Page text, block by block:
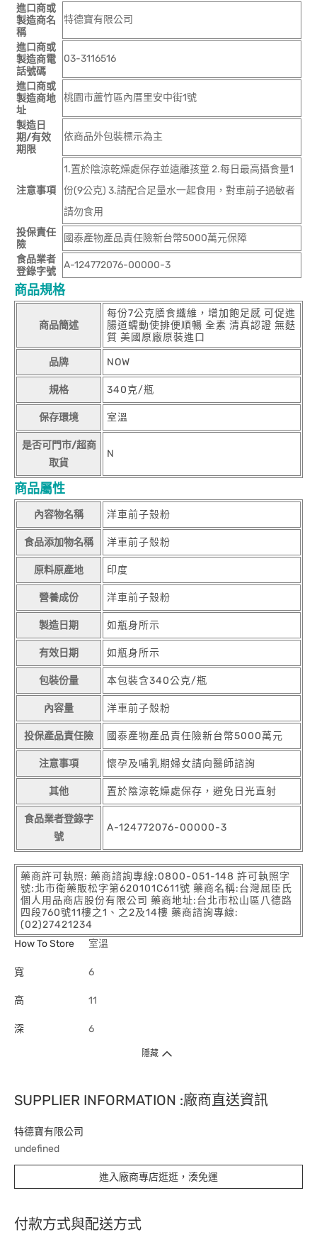
進口商或
製造商名
稱
特德寶有限公司
進口商或
製造商電
話號碼
03-3116516
進口商或
製造商地
址
桃園市蘆竹區內厝里安中街1號
製造日
期/有效
期限
依商品外包裝標示為主
注意事項
1.置於陰涼乾燥處保存並遠離孩童 2.每日最高攝食量1
份(9公克) 3.請配合足量水一起食用，對車前子過敏者
請勿食用
投保責任
險
國泰產物產品責任險新台幣5000萬元保障
食品業者
登錄字號
A-124772076-00000-3
商品規格
商品簡述
每份7公克膳食纖維，增加飽足感 可促進
腸道蠕動使排便順暢 全素 清真認證 無麩
質 美國原廠原裝進口
品牌 NOW
規格 340克/瓶
保存環境 室溫
是否可門市/超商
取貨
N
商品屬性
內容物名稱 洋車前子殼粉
食品添加物名稱 洋車前子殼粉
原料原產地 印度
營養成份 洋車前子殼粉
製造日期 如瓶身所示
有效日期 如瓶身所示
包裝份量 本包裝含340公克/瓶
內容量 洋車前子殼粉
投保產品責任險 國泰產物產品責任險新台幣5000萬元
注意事項 懷孕及哺乳期婦女請向醫師諮詢
其他 置於陰涼乾燥處保存，避免日光直射
食品業者登錄字
號
A-124772076-00000-3
藥商許可執照: 藥商諮詢專線:0800-051-148 許可執照字
號:北市衛藥販松字第620101C611號 藥商名稱:台灣屈臣氏
個人用品商店股份有限公司 藥商地址:台北市松山區八德路
四段760號11樓之1、之2及14樓 藥商諮詢專線:
(02)27421234
How To Store
室溫
寬 6
高 11
深 6
隱藏
SUPPLIER INFORMATION :廠商直送資訊
特德寶有限公司
undefined
進入廠商專店逛逛，湊免運
付款方式與配送方式